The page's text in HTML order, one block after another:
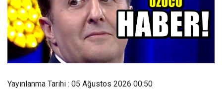
Yayınlanma Tarihi : 05 Ağustos 2026 00:50